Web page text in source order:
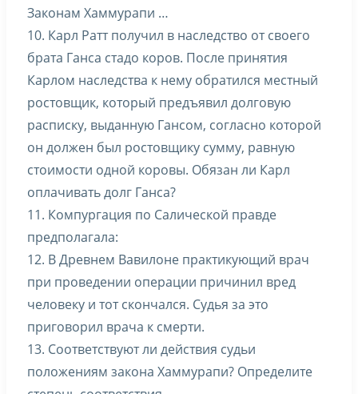
Законам Хаммурапи …
10. Карл Ратт получил в наследство от своего
брата Ганса стадо коров. После принятия
Карлом наследства к нему обратился местный
ростовщик, который предъявил долговую
расписку, выданную Гансом, согласно которой
он должен был ростовщику сумму, равную
стоимости одной коровы. Обязан ли Карл
оплачивать долг Ганса?
11. Компургация по Салической правде
предполагала:
12. В Древнем Вавилоне практикующий врач
при проведении операции причинил вред
человеку и тот скончался. Судья за это
приговорил врача к смерти.
13. Соответствуют ли действия судьи
положениям закона Хаммурапи? Определите